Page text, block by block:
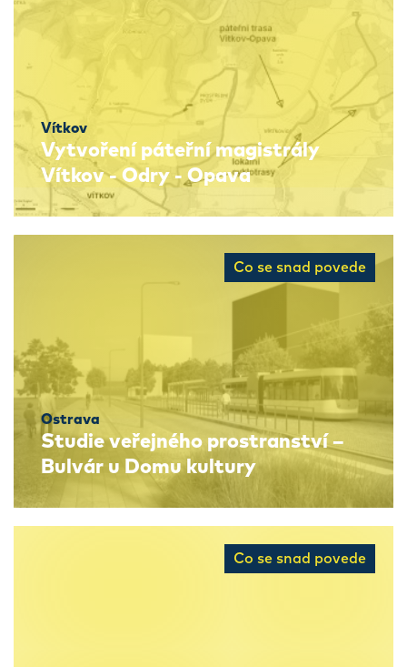
Vítkov
Vytvoření páteřní magistrály
Vítkov - Odry - Opava
Co se snad povede
Ostrava
Studie veřejného prostranství –
Bulvár u Domu kultury
Co se snad povede